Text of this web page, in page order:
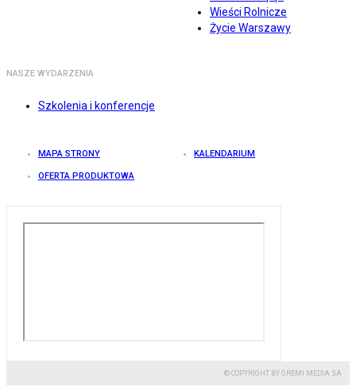
Wieści Rolnicze
Życie Warszawy
NASZE WYDARZENIA
Szkolenia i konferencje
MAPA STRONY KALENDARIUM
OFERTA PRODUKTOWA
© COPYRIGHT BY GREMI MEDIA SA